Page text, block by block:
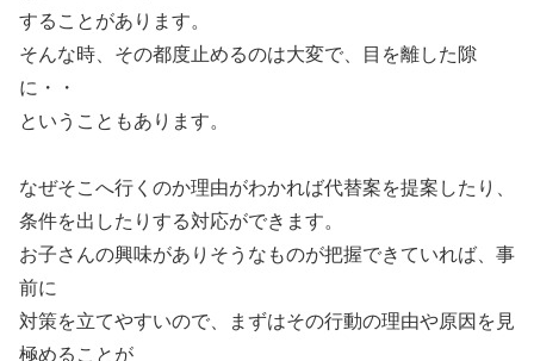
することがあります。
そんな時、その都度止めるのは大変で、目を離した隙
に・・
ということもあります。
なぜそこへ行くのか理由がわかれば代替案を提案したり、
条件を出したりする対応ができます。
お子さんの興味がありそうなものが把握できていれば、事
前に
対策を立てやすいので、まずはその行動の理由や原因を見
極めることが